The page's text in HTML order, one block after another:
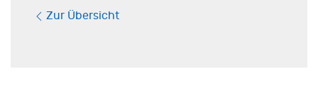
Zur Übersicht